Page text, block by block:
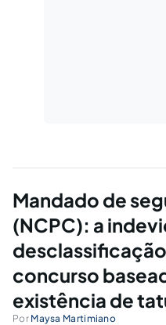
Mandado de
(NCPC): a
concurso
existência de
Por Maysa Martimiano